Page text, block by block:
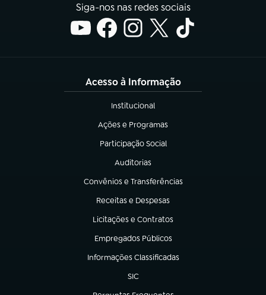
Siga-nos nas redes sociais
Acesso à Informação
Institucional
(abre em nova aba)
Ações e Programas
(abre em nova aba)
Participação Social
(abre em nova aba)
Auditorias
(abre em nova aba)
Convênios e Transferências
(abre em nova aba)
Receitas e Despesas
(abre em nova aba)
Licitações e Contratos
(abre em nova aba)
Empregados Públicos
(abre em nova aba)
Informações Classificadas
(abre em nova aba)
SIC
(abre em nova aba)